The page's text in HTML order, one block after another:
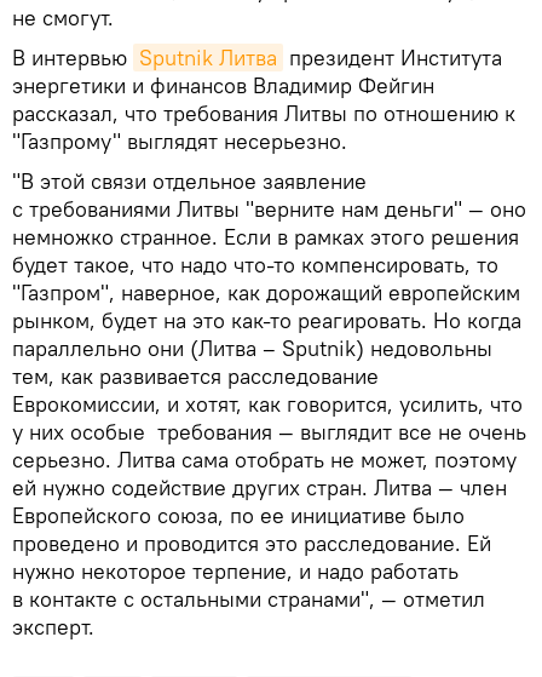
не смогут.
В интервью Sputnik Литва президент Института
энергетики и финансов Владимир Фейгин
рассказал, что требования Литвы по отношению к
"Газпрому" выглядят несерьезно.
"В этой связи отдельное заявление
с требованиями Литвы "верните нам деньги" — оно
немножко странное. Если в рамках этого решения
будет такое, что надо что-то компенсировать, то
"Газпром", наверное, как дорожащий европейским
рынком, будет на это как-то реагировать. Но когда
параллельно они (Литва – Sputnik) недовольны
тем, как развивается расследование
Еврокомиссии, и хотят, как говорится, усилить, что
у них особые требования — выглядит все не очень
серьезно. Литва сама отобрать не может, поэтому
ей нужно содействие других стран. Литва — член
Европейского союза, по ее инициативе было
проведено и проводится это расследование. Ей
нужно некоторое терпение, и надо работать
в контакте с остальными странами", — отметил
эксперт.